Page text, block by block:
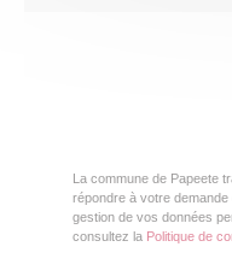
La commune de Papeete
répondre à votre demande
gestion de vos données
consultez la Politique de